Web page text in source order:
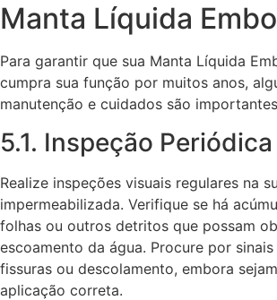
Manta Líquida
Para garantir que sua Manta Líquida
cumpra sua função por muitos anos,
manutenção e cuidados são
5.1. Inspeção Periódica
Realize inspeções visuais regulares na
impermeabilizada. Verifique se há
folhas ou outros detritos que possam
escoamento da água. Procure por
fissuras ou descolamento, embora
aplicação correta.